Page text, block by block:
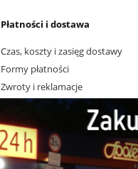
Płatności i dostawa
Czas, koszty i zasięg dostawy
Formy płatności
Zwroty i reklamacje